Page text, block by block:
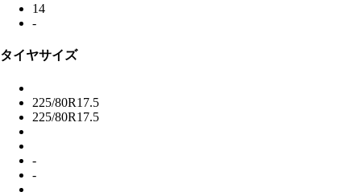
14
-
タイヤサイズ
225/80R17.5
225/80R17.5
-
-